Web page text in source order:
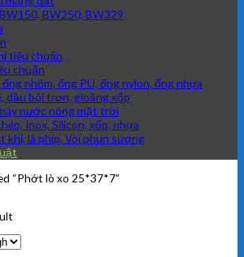
BW250, BW329
tiêu chuẩn
chuẩn
nhôm, ống PU, ống nylon, ống nhựa
dầu bôi trơn, gioăng xốp
nước nóng mặt trời
Inox, Silicon, xốp, nhựa
khí, lá phíp, Vòi phun sương
“Phớt lò xo 25*37*7”